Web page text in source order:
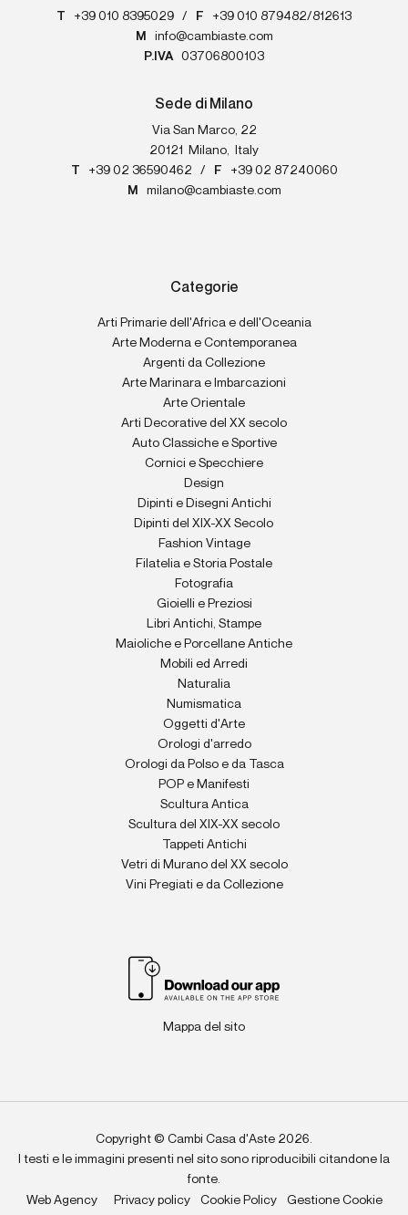
T +39 010 8395029 / F
+39 010 879482/812613
M
info@cambiaste.com
P.IVA
03706800103
Sede di Milano
Via San Marco, 22
20121
Milano,
Italy
T
+39 02 36590462 / F
+39 02 87240060
M
milano@cambiaste.com
Categorie
Arti Primarie dell'Africa e dell'Oceania
Arte Moderna e Contemporanea
Argenti da Collezione
Arte Marinara e Imbarcazioni
Arte Orientale
Arti Decorative del XX secolo
Auto Classiche e Sportive
Cornici e Specchiere
Design
Dipinti e Disegni Antichi
Dipinti del XIX-XX Secolo
Fashion Vintage
Filatelia e Storia Postale
Fotografia
Gioielli e Preziosi
Libri Antichi, Stampe
Maioliche e Porcellane Antiche
Mobili ed Arredi
Naturalia
Numismatica
Oggetti d'Arte
Orologi d'arredo
Orologi da Polso e da Tasca
POP e Manifesti
Scultura Antica
Scultura del XIX-XX secolo
Tappeti Antichi
Vetri di Murano del XX secolo
Vini Pregiati e da Collezione
Mappa del sito
Copyright © Cambi Casa d'Aste 2026.
I testi e le immagini presenti nel sito sono riproducibili citandone la
fonte.
Web Agency
Privacy policy Cookie Policy Gestione Cookie